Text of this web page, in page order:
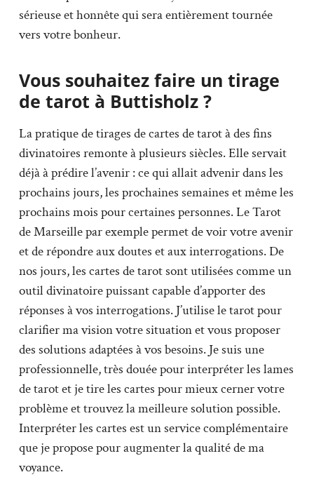
sérieuse et honnête qui sera entièrement tournée
vers votre bonheur.
Vous souhaitez faire un tirage
de tarot à Buttisholz ?
La pratique de tirages de cartes de tarot à des fins
divinatoires remonte à plusieurs siècles. Elle servait
déjà à prédire l’avenir : ce qui allait advenir dans les
prochains jours, les prochaines semaines et même les
prochains mois pour certaines personnes. Le Tarot
de Marseille par exemple permet de voir votre avenir
et de répondre aux doutes et aux interrogations. De
nos jours, les cartes de tarot sont utilisées comme un
outil divinatoire puissant capable d’apporter des
réponses à vos interrogations. J’utilise le tarot pour
clarifier ma vision votre situation et vous proposer
des solutions adaptées à vos besoins. Je suis une
professionnelle, très douée pour interpréter les lames
de tarot et je tire les cartes pour mieux cerner votre
problème et trouvez la meilleure solution possible.
Interpréter les cartes est un service complémentaire
que je propose pour augmenter la qualité de ma
voyance.